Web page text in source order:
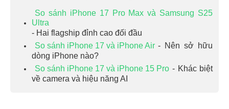
So sánh iPhone 17 Pro Max và Samsung S25
Ultra
- Hai flagship đỉnh cao đối đầu
So sánh iPhone 17 và iPhone Air - Nên sở hữu
dòng iPhone nào?
So sánh iPhone 17 và iPhone 15 Pro - Khác biệt
về camera và hiệu năng AI